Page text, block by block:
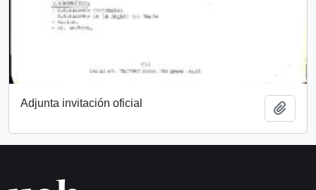
Adjunta invitación oficial